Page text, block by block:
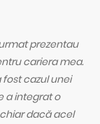
prezentau
cariera mea.
cazul unei
a integrat o
dacă acel